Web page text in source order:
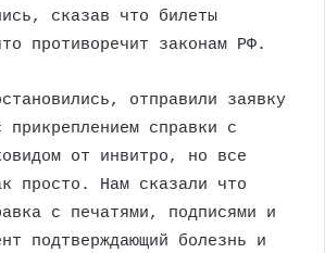
сказав что билеты
противоречит законам РФ.
отправили заявку
справки с
от инвитро, но все
просто. Нам сказали что
с печатями, подписями и
подтверждающий болезнь и